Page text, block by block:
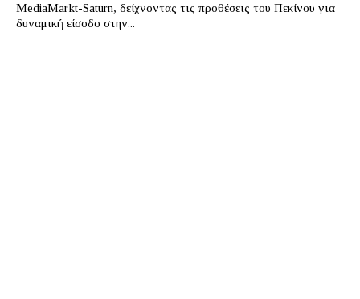
MediaMarkt-Saturn, δείχνοντας τις προθέσεις του Πεκίνου για
δυναμική είσοδο στην...